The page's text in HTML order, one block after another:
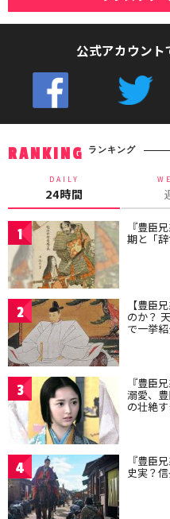
公式アカウント
RANKING ランキング
DAILY
24時間
1 『豊臣
期と「
2 【豊臣
のか？
で一挙
3 『豊臣
溺愛、
の壮絶
4 『豊臣
史実？